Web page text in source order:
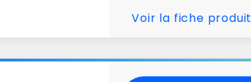
Voir la fiche produit